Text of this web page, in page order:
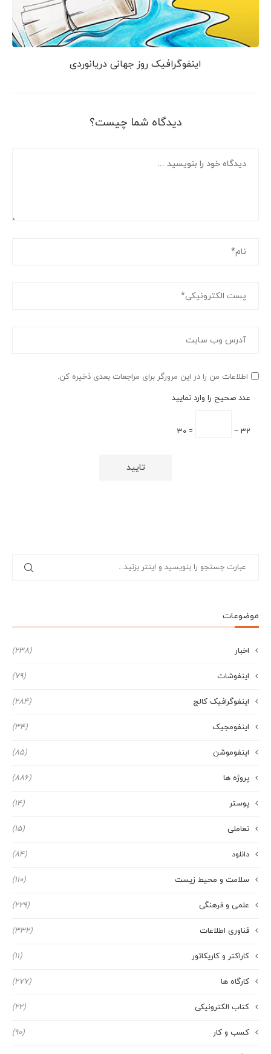
اینفوگرافیک روز جهانی دریانوردی
دیدگاه شما چیست؟
اطلاعات من را در این مرورگر برای مراجعات بعدی ذخیره کن.
عدد صحیح را وارد نمایید
32 −
= 30
موضوعات
اخبار (238)
اینفوشات (79)
اینفوگرافیک کالج (284)
اینفومجیک (34)
اینفوموشن (85)
پروژه ها (886)
پوستر (14)
تعاملی (15)
دانلود (84)
سلامت و محیط زیست (110)
علمی و فرهنگی (229)
فناوری اطلاعات (332)
کاراکتر و کاریکاتور (11)
کارگاه ها (277)
کتاب الکترونیکی (22)
کسب و کار (90)